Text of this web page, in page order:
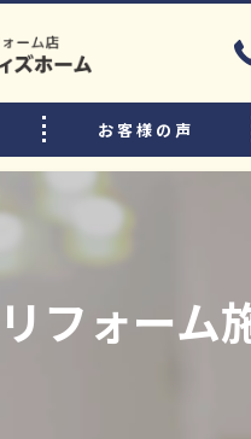
お客様の声
フォーム